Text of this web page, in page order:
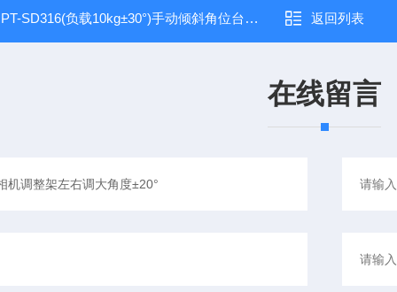
PT-SD316(负载10kg±30°)手动倾斜角位台相机调整架左右调大角度±30° 返回列表
在线留言